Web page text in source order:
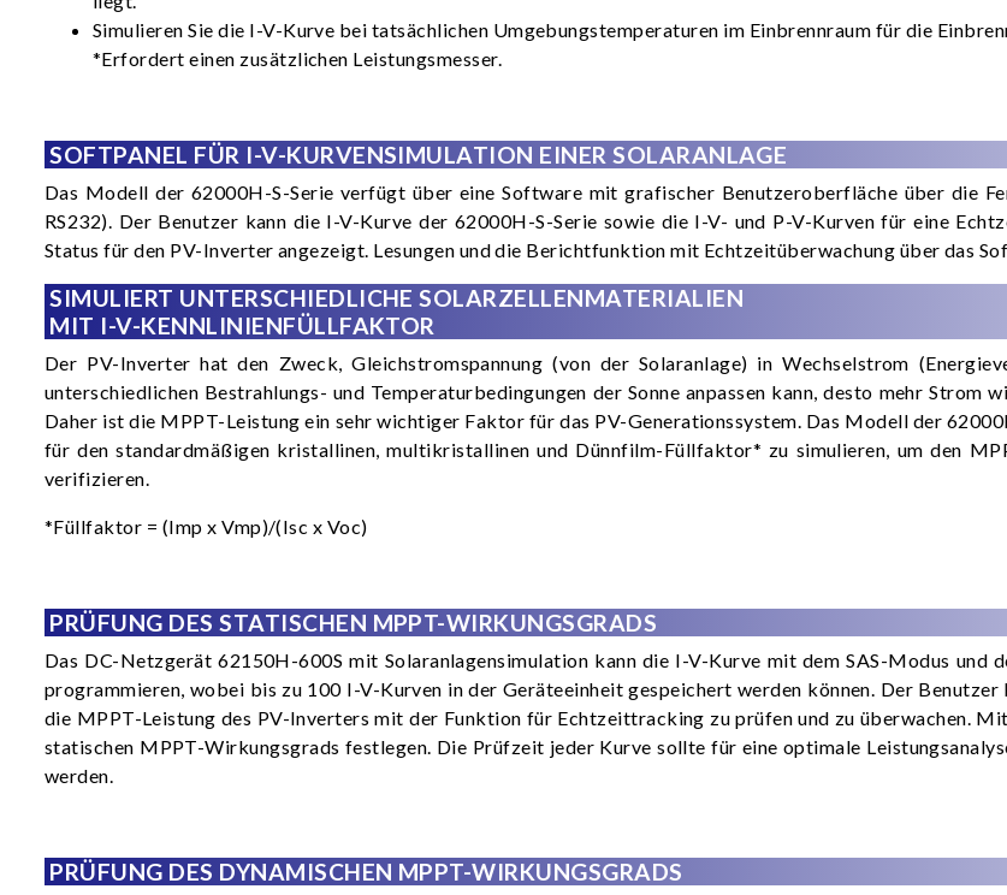
Simulieren Sie die I-V-Kurve bei tatsächlichen Umgebungstemperaturen im Einbrennraum für die
*Erfordert einen zusätzlichen Leistungsmesser.
SOFTPANEL FÜR I-V-KURVENSIMULATION EINER SOLARANLAGE
Das Modell der 62000H-S-Serie verfügt über eine Software mit grafischer Benutzeroberfläche über die
RS232). Der Benutzer kann die I-V-Kurve der 62000H-S-Serie sowie die I-V- und P-V-Kurven für eine
Status für den PV-Inverter angezeigt. Lesungen und die Berichtfunktion mit Echtzeitüberwachung über das
SIMULIERT UNTERSCHIEDLICHE SOLARZELLENMATERIALIEN
MIT I-V-KENNLINIENFÜLLFAKTOR
Der PV-Inverter hat den Zweck, Gleichstromspannung (von der Solaranlage) in Wechselstrom
unterschiedlichen Bestrahlungs- und Temperaturbedingungen der Sonne anpassen kann, desto mehr Strom
Daher ist die MPPT-Leistung ein sehr wichtiger Faktor für das PV-Generationssystem. Das Modell der
für den standardmäßigen kristallinen, multikristallinen und Dünnfilm-Füllfaktor* zu simulieren, um den
verifizieren.
*Füllfaktor = (Imp x Vmp)/(Isc x Voc)
PRÜFUNG DES STATISCHEN MPPT-WIRKUNGSGRADS
Das DC-Netzgerät 62150H-600S mit Solaranlagensimulation kann die I-V-Kurve mit dem SAS-Modus und
programmieren, wobei bis zu 100 I-V-Kurven in der Geräteeinheit gespeichert werden können. Der
die MPPT-Leistung des PV-Inverters mit der Funktion für Echtzeittracking zu prüfen und zu überwachen.
statischen MPPT-Wirkungsgrads festlegen. Die Prüfzeit jeder Kurve sollte für eine optimale
werden.
PRÜFUNG DES DYNAMISCHEN MPPT-WIRKUNGSGRADS